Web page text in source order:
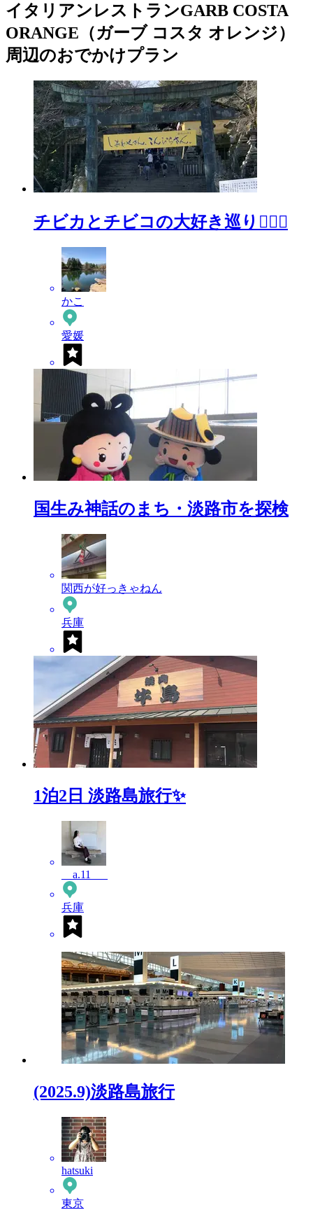
イタリアンレストランGARB COSTA
ORANGE（ガーブ コスタ オレンジ）
周辺のおでかけプラン
チビカとチビコの大好き巡り🧚🏻‍♂️
かこ
愛媛
国生み神話のまち・淡路市を探検
関西が好っきゃねん
兵庫
1泊2日 淡路島旅行✨
__a.11___
兵庫
(2025.9)淡路島旅行
hatsuki
東京